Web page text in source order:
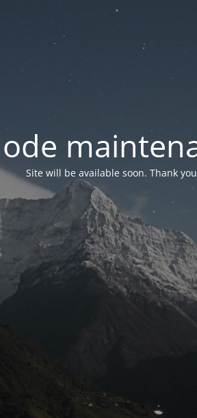
Site will be available soon. Thank